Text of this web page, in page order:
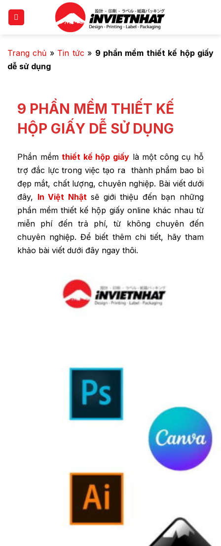
Trang chủ » Tin tức » 9 phần mềm thiết kế hộp giấy
dễ sử dụng
9 PHẦN MỀM THIẾT KẾ
HỘP GIẤY DỄ SỬ DỤNG
Phần mềmthiết kế hộp giấy là một công cụ hỗ
trợ đắc lực trong việc tạo ra thành phẩm bao bì
đẹp mắt, chất lượng, chuyên nghiệp. Bài viết dưới
đây, In Việt Nhậtsẽ giới thiệu đến bạn những
phần mềm thiết kế hộp giấy online khác nhau từ
miễn phí đến trả phí, từ không chuyên đến
chuyên nghiệp. Để biết thêm chi tiết, hãy tham
khảo bài viết dưới đây ngay thôi.